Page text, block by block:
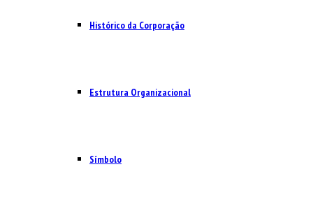
Histórico da Corporação
Estrutura Organizacional
Símbolo